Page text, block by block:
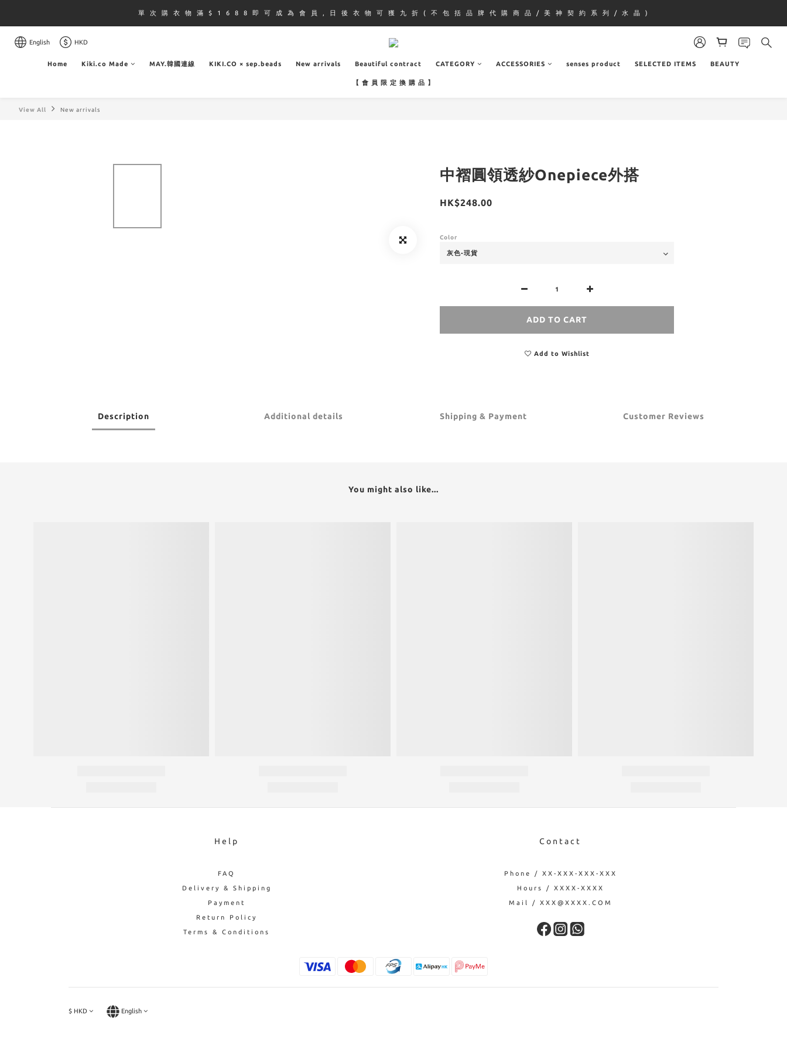
單 次 購 衣 物 滿 $ 1 6 8 8 即 可 成 為 會 員 , 日 後 衣 物 可 獲 九 折 ( 不 包 括 品 牌 代 購 商 品 / 美 神 契 約 系 列 / 水 晶 )
English HKD
Home Kiki.co Made MAY.韓國連線 KIKI.CO × sep.beads New arrivals Beautiful contract CATEGORY ACCESSORIES senses product SELECTED ITEMS BEAUTY
【 會 員 限 定 換 購 品 】
View All New arrivals
中褶圓領透紗Onepiece外搭
HK$248.00
Color
ADD TO CART
Add to Wishlist
Description Additional details Shipping & Payment Customer Reviews
You might also like...
Help
FAQ
Delivery & Shipping
Payment
Return Policy
Terms & Conditions
Contact
Phone / XX-XXX-XXX-XXX
Hours / XXXX-XXXX
Mail / XXX@XXXX.COM
$ HKD English